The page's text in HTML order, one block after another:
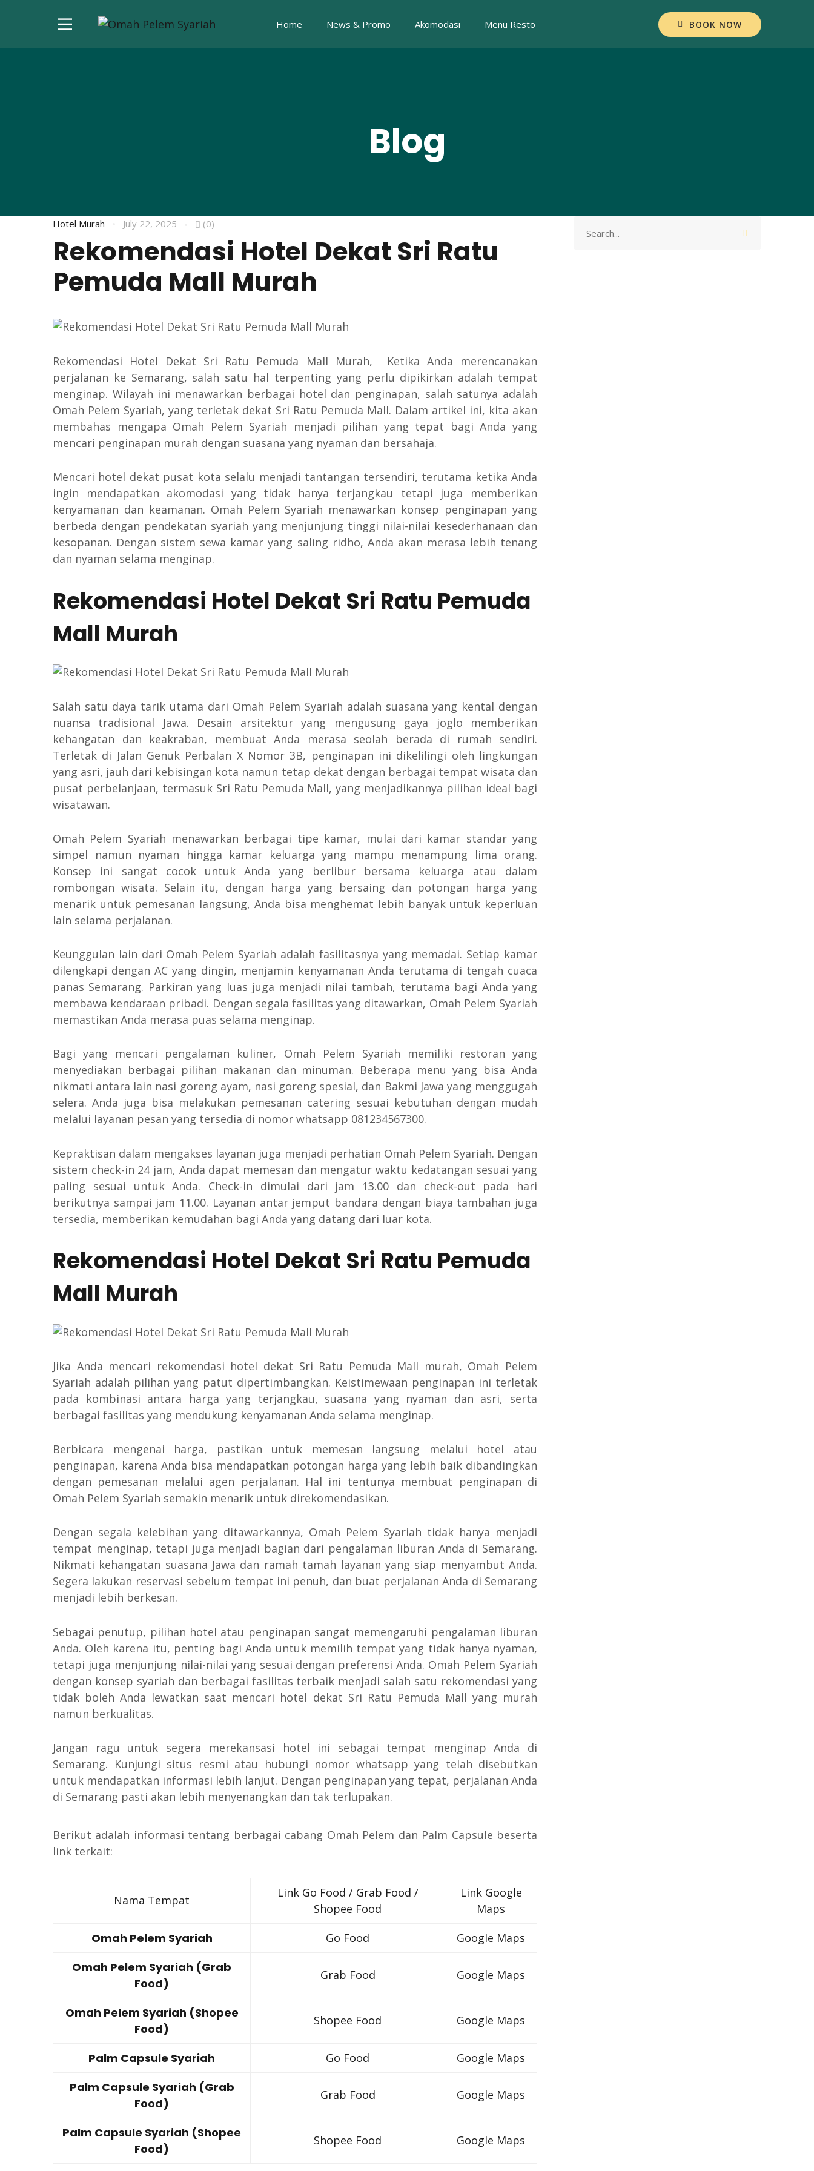
Home News & Promo Akomodasi Menu Resto BOOK NOW
Blog
Hotel Murah July 22, 2025 (0)
Rekomendasi Hotel Dekat Sri Ratu
Pemuda Mall Murah
Rekomendasi Hotel Dekat Sri Ratu Pemuda Mall Murah, Ketika Anda merencanakan
perjalanan ke Semarang, salah satu hal terpenting yang perlu dipikirkan adalah tempat
menginap. Wilayah ini menawarkan berbagai hotel dan penginapan, salah satunya adalah
Omah Pelem Syariah, yang terletak dekat Sri Ratu Pemuda Mall. Dalam artikel ini, kita akan
membahas mengapa Omah Pelem Syariah menjadi pilihan yang tepat bagi Anda yang
mencari penginapan murah dengan suasana yang nyaman dan bersahaja.
Mencari hotel dekat pusat kota selalu menjadi tantangan tersendiri, terutama ketika Anda
ingin mendapatkan akomodasi yang tidak hanya terjangkau tetapi juga memberikan
kenyamanan dan keamanan. Omah Pelem Syariah menawarkan konsep penginapan yang
berbeda dengan pendekatan syariah yang menjunjung tinggi nilai-nilai kesederhanaan dan
kesopanan. Dengan sistem sewa kamar yang saling ridho, Anda akan merasa lebih tenang
dan nyaman selama menginap.
Rekomendasi Hotel Dekat Sri Ratu Pemuda
Mall Murah
Salah satu daya tarik utama dari Omah Pelem Syariah adalah suasana yang kental dengan
nuansa tradisional Jawa. Desain arsitektur yang mengusung gaya joglo memberikan
kehangatan dan keakraban, membuat Anda merasa seolah berada di rumah sendiri.
Terletak di Jalan Genuk Perbalan X Nomor 3B, penginapan ini dikelilingi oleh lingkungan
yang asri, jauh dari kebisingan kota namun tetap dekat dengan berbagai tempat wisata dan
pusat perbelanjaan, termasuk Sri Ratu Pemuda Mall, yang menjadikannya pilihan ideal bagi
wisatawan.
Omah Pelem Syariah menawarkan berbagai tipe kamar, mulai dari kamar standar yang
simpel namun nyaman hingga kamar keluarga yang mampu menampung lima orang.
Konsep ini sangat cocok untuk Anda yang berlibur bersama keluarga atau dalam
rombongan wisata. Selain itu, dengan harga yang bersaing dan potongan harga yang
menarik untuk pemesanan langsung, Anda bisa menghemat lebih banyak untuk keperluan
lain selama perjalanan.
Keunggulan lain dari Omah Pelem Syariah adalah fasilitasnya yang memadai. Setiap kamar
dilengkapi dengan AC yang dingin, menjamin kenyamanan Anda terutama di tengah cuaca
panas Semarang. Parkiran yang luas juga menjadi nilai tambah, terutama bagi Anda yang
membawa kendaraan pribadi. Dengan segala fasilitas yang ditawarkan, Omah Pelem Syariah
memastikan Anda merasa puas selama menginap.
Bagi yang mencari pengalaman kuliner, Omah Pelem Syariah memiliki restoran yang
menyediakan berbagai pilihan makanan dan minuman. Beberapa menu yang bisa Anda
nikmati antara lain nasi goreng ayam, nasi goreng spesial, dan Bakmi Jawa yang menggugah
selera. Anda juga bisa melakukan pemesanan catering sesuai kebutuhan dengan mudah
melalui layanan pesan yang tersedia di nomor whatsapp 081234567300.
Kepraktisan dalam mengakses layanan juga menjadi perhatian Omah Pelem Syariah. Dengan
sistem check-in 24 jam, Anda dapat memesan dan mengatur waktu kedatangan sesuai yang
paling sesuai untuk Anda. Check-in dimulai dari jam 13.00 dan check-out pada hari
berikutnya sampai jam 11.00. Layanan antar jemput bandara dengan biaya tambahan juga
tersedia, memberikan kemudahan bagi Anda yang datang dari luar kota.
Rekomendasi Hotel Dekat Sri Ratu Pemuda
Mall Murah
Jika Anda mencari rekomendasi hotel dekat Sri Ratu Pemuda Mall murah, Omah Pelem
Syariah adalah pilihan yang patut dipertimbangkan. Keistimewaan penginapan ini terletak
pada kombinasi antara harga yang terjangkau, suasana yang nyaman dan asri, serta
berbagai fasilitas yang mendukung kenyamanan Anda selama menginap.
Berbicara mengenai harga, pastikan untuk memesan langsung melalui hotel atau
penginapan, karena Anda bisa mendapatkan potongan harga yang lebih baik dibandingkan
dengan pemesanan melalui agen perjalanan. Hal ini tentunya membuat penginapan di
Omah Pelem Syariah semakin menarik untuk direkomendasikan.
Dengan segala kelebihan yang ditawarkannya, Omah Pelem Syariah tidak hanya menjadi
tempat menginap, tetapi juga menjadi bagian dari pengalaman liburan Anda di Semarang.
Nikmati kehangatan suasana Jawa dan ramah tamah layanan yang siap menyambut Anda.
Segera lakukan reservasi sebelum tempat ini penuh, dan buat perjalanan Anda di Semarang
menjadi lebih berkesan.
Sebagai penutup, pilihan hotel atau penginapan sangat memengaruhi pengalaman liburan
Anda. Oleh karena itu, penting bagi Anda untuk memilih tempat yang tidak hanya nyaman,
tetapi juga menjunjung nilai-nilai yang sesuai dengan preferensi Anda. Omah Pelem Syariah
dengan konsep syariah dan berbagai fasilitas terbaik menjadi salah satu rekomendasi yang
tidak boleh Anda lewatkan saat mencari hotel dekat Sri Ratu Pemuda Mall yang murah
namun berkualitas.
Jangan ragu untuk segera merekansasi hotel ini sebagai tempat menginap Anda di
Semarang. Kunjungi situs resmi atau hubungi nomor whatsapp yang telah disebutkan
untuk mendapatkan informasi lebih lanjut. Dengan penginapan yang tepat, perjalanan Anda
di Semarang pasti akan lebih menyenangkan dan tak terlupakan.
Berikut adalah informasi tentang berbagai cabang Omah Pelem dan Palm Capsule beserta
link terkait:
Nama Tempat
Link Go Food / Grab Food /
Shopee Food
Link Google
Maps
Omah Pelem Syariah Go Food Google Maps
Omah Pelem Syariah (Grab
Food)
Grab Food Google Maps
Omah Pelem Syariah (Shopee
Food)
Shopee Food Google Maps
Palm Capsule Syariah Go Food Google Maps
Palm Capsule Syariah (Grab
Food)
Grab Food Google Maps
Palm Capsule Syariah (Shopee
Food)
Shopee Food Google Maps
for: